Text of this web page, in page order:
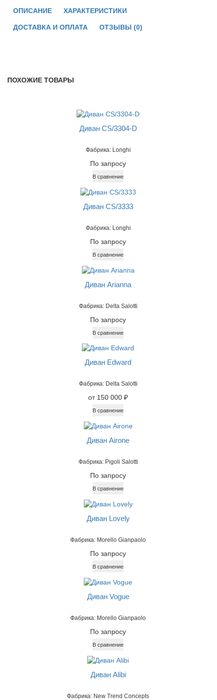
ОПИСАНИЕ ХАРАКТЕРИСТИКИ
ДОСТАВКА И ОПЛАТА ОТЗЫВЫ (0)
ПОХОЖИЕ ТОВАРЫ
Диван CS/3304-D
Фабрика: Longhi
По запросу
В сравнение
Диван CS/3333
Фабрика: Longhi
По запросу
В сравнение
Диван Arianna
Фабрика: Delta Salotti
По запросу
В сравнение
Диван Edward
Фабрика: Delta Salotti
от 150 000 ₽
В сравнение
Диван Airone
Фабрика: Pigoli Salotti
По запросу
В сравнение
Диван Lovely
Фабрика: Morello Gianpaolo
По запросу
В сравнение
Диван Vogue
Фабрика: Morello Gianpaolo
По запросу
В сравнение
Диван Alibi
Фабрика: New Trend Concepts